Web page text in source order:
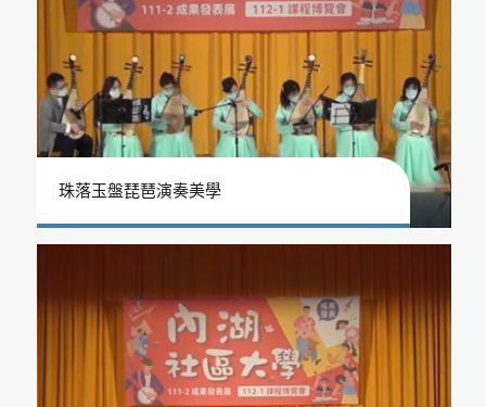
珠落玉盤琵琶演奏美學